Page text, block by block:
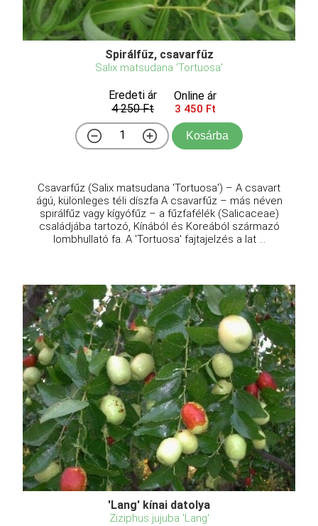
Spirálfűz, csavarfűz
Salix matsudana 'Tortuosa'
Eredeti ár
4 250 Ft
Online ár
3 450 Ft
Kosárba
Csavarfűz (Salix matsudana 'Tortuosa') – A csavart
ágú, különleges téli díszfa A csavarfűz – más néven
spirálfűz vagy kígyófűz – a fűzfafélék (Salicaceae)
családjába tartozó, Kínából és Koreából származó
lombhullató fa. A 'Tortuosa' fajtajelzés a lat ...
'Lang' kínai datolya
Ziziphus jujuba 'Lang'